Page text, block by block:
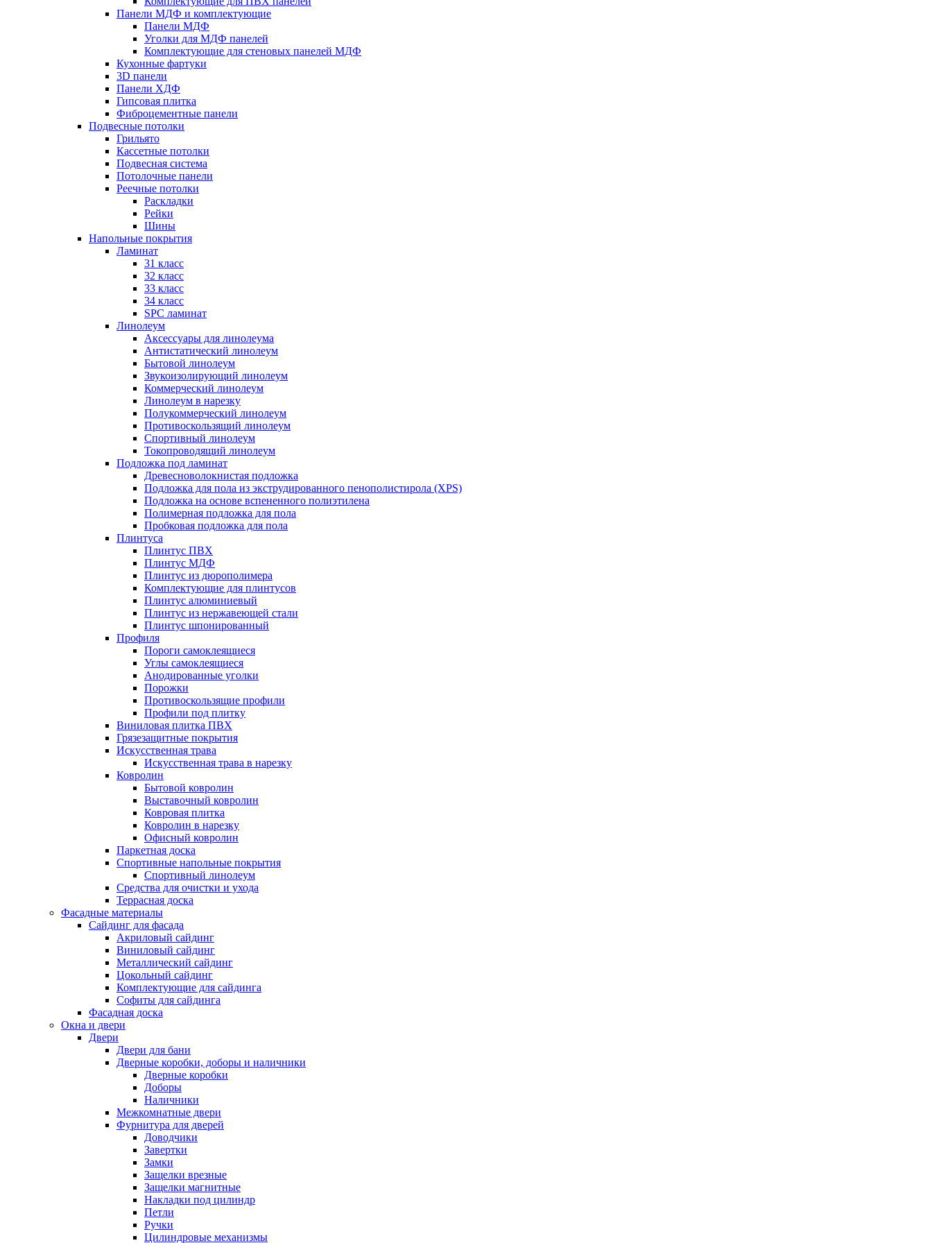
Панели МДФ и комплектующие
Панели МДФ
Уголки для МДФ панелей
Комплектующие для стеновых панелей МДФ
Кухонные фартуки
3D панели
Панели ХДФ
Гипсовая плитка
Фиброцементные панели
Подвесные потолки
Грильято
Кассетные потолки
Подвесная система
Потолочные панели
Реечные потолки
Раскладки
Рейки
Шины
Напольные покрытия
Ламинат
31 класс
32 класс
33 класс
34 класс
SPC ламинат
Линолеум
Аксессуары для линолеума
Антистатический линолеум
Бытовой линолеум
Звукоизолирующий линолеум
Коммерческий линолеум
Линолеум в нарезку
Полукоммерческий линолеум
Противоскользящий линолеум
Спортивный линолеум
Токопроводящий линолеум
Подложка под ламинат
Древесноволокнистая подложка
Подложка для пола из экструдированного пенополистирола (XPS)
Подложка на основе вспененного полиэтилена
Полимерная подложка для пола
Пробковая подложка для пола
Плинтуса
Плинтус ПВХ
Плинтус МДФ
Плинтус из дюрополимера
Комплектующие для плинтусов
Плинтус алюминиевый
Плинтус из нержавеющей стали
Плинтус шпонированный
Профиля
Пороги самоклеящиеся
Углы самоклеящиеся
Анодированные уголки
Порожки
Противоскользящие профили
Профили под плитку
Виниловая плитка ПВХ
Грязезащитные покрытия
Искусственная трава
Искусственная трава в нарезку
Ковролин
Бытовой ковролин
Выставочный ковролин
Ковровая плитка
Ковролин в нарезку
Офисный ковролин
Паркетная доска
Спортивные напольные покрытия
Спортивный линолеум
Средства для очистки и ухода
Террасная доска
Фасадные материалы
Сайдинг для фасада
Акриловый сайдинг
Виниловый сайдинг
Металлический сайдинг
Цокольный сайдинг
Комплектующие для сайдинга
Софиты для сайдинга
Фасадная доска
Окна и двери
Двери
Двери для бани
Дверные коробки, доборы и наличники
Дверные коробки
Доборы
Наличники
Межкомнатные двери
Фурнитура для дверей
Доводчики
Завертки
Замки
Защелки врезные
Защелки магнитные
Накладки под цилиндр
Петли
Ручки
Цилиндровые механизмы